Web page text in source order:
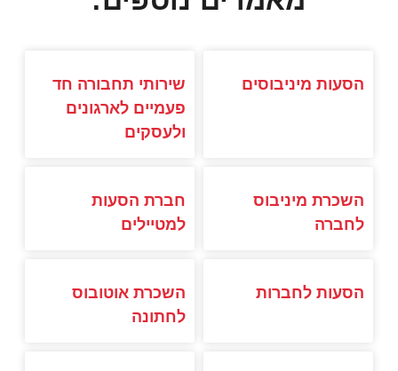
הסעות מיניבוסים
שירותי תחבורה חד
פעמיים לארגונים
ולעסקים
השכרת מיניבוס
לחברה
חברת הסעות
למטיילים
הסעות לחברות
השכרת אוטובוס
לחתונה